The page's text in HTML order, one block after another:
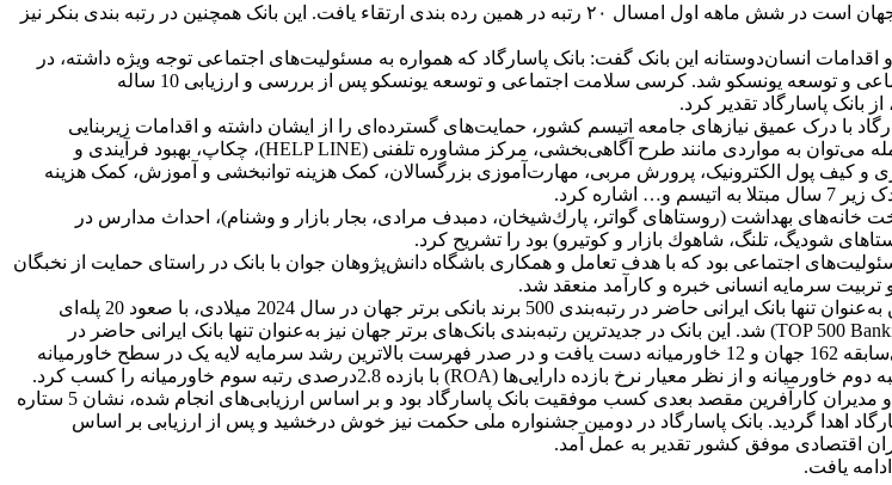
به گزارش خریدار، بانک پاسارگاد که تنها بانک ایرانی حاضر در رتبه بندی ۵۰۰ برند برتر بانکی جهان است در شش ماهه اول امسال ۲۰ رتبه در همین رده بندی ارتقاء یافت. این بانک‌ همچنین در رتبه بندی بنکر نیز
انسان‌دوستانه این بانک گفت: بانک پاسارگاد که همواره به مسئولیت‌های اجتماعی توجه ویژه داشته، در
خردادماه سال جاری موفق به کسب تندیس و لوح مسئولیت اجتماعی از کرسی سلامت اجتماعی و توسعه یونسکو شد. کرسی سلامت اجتماعی و توسعه یونسکو پس از بررسی و ارزیابی 10 ساله
بانک پاسارگاد تقدیر کرد.
با درک عمیق نیاز‌های جامعه اتیسم کشور، حمایت‌های گسترده‌ای را از ایشان داشته و اقدامات زیربنایی
ارزشمندی در راستای بهبود وضعیت فرزندان طیف اتیسم کشور انجام داده است که از آن جمله می‌توان به مواردی مانند طرح آگاهی‌بخشی، مرکز مشاوره تلفنی (HELP LINE)، چکاپ، بهبود فرآیندی و
کیف پول الکترونیک، پرورش مربی، مهارت‌آموزی بزرگسالان، کمک هزینه توانبخشی و آموزش، کمک هزینه
خانه‌های بهداشت (روستاهای گواتر، پارك‌شيخان، دمبدف مرادی، بجار بازار و وشنام)، احداث مدارس در
شوديگ، تلنگ، شاهوك بازار و كوتيرو) بود را تشریح کرد.
اجتماعی بود که با هدف تعامل و همکاری باشگاه دانش‌پژوهان جوان با بانک در راستای حمایت از نخبگان
سرمایه انسانی خبره و کارآمد منعقد شد.
مدیر امور حوزه راهبری و روابط عمومی بانک پاسارگاد در ادامه افزود: بانک پاسارگاد همچنین به‌عنوان تنها بانک ایرانی حاضر در رتبه‌بندی 500 برند بانکی برتر جهان در سال 2024 میلادی، با صعود 20 پله‌ای
نسبت به سال گذشته، موفق به کسب رتبه 218 از میان 500 برند برتر بانکی جهان(TOP 500 Banking Brands) شد. این بانک در جدید‌ترین رتبه‌بندی بانک‌های برتر جهان نیز به‌عنوان تنها بانک ایرانی حاضر در
فهرست 1000بانک برتر جهان در سال 2024 از طرف نشریه بنکر، با 43 پله صعود به جایگاه بی‌سابقه 162 جهان و 12 خاورمیانه دست یافت و در صدر فهرست بالاترین رشد سرمایه لایه یک در سطح خاورمیانه
شهرابی ضمن تأکید بر روند رو به رشد این بانک افزود: سومین اجلاس ملی برندهای تأثیرگذار و مدیران کارآفرین مقصد بعدی کسب موفقیت بانک پاسارگاد بود و بر اساس ارزیابی‌های انجام شده، نشان 5 ستاره
اهدا گردید. بانک پاسارگاد در دومین جشنواره ملی حکمت نیز خوش درخشید و پس از ارزیابی بر اساس
اقتصادی موفق کشور تقدیر به عمل آمد.
یافت.